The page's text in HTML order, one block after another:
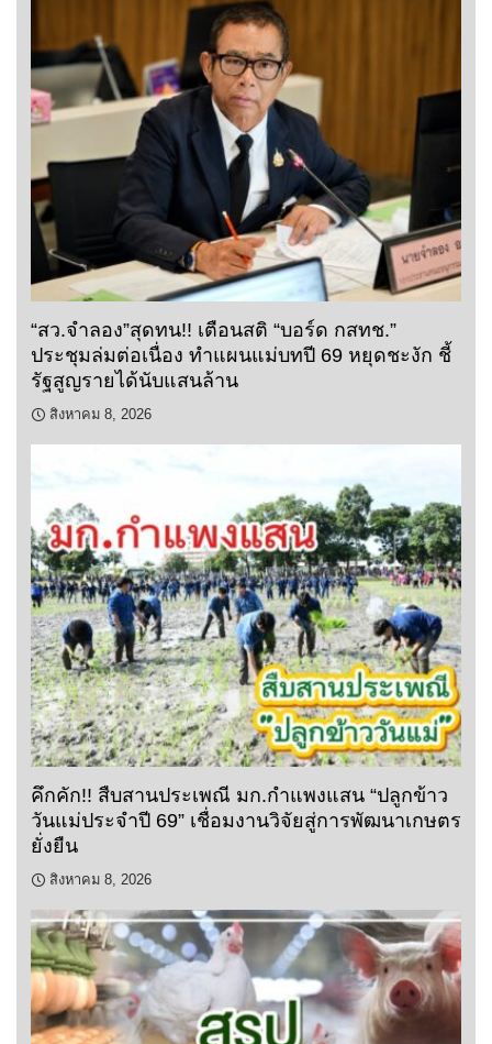
“สว.จำลอง”สุดทน!! เตือนสติ “บอร์ด กสทช.”
ประชุมล่มต่อเนื่อง ทำแผนแม่บทปี 69 หยุดชะงัก ชี้
รัฐสูญรายได้นับแสนล้าน
สิงหาคม 8, 2026
คึกคัก!! สืบสานประเพณี มก.กำแพงแสน “ปลูกข้าว
วันแม่ประจำปี 69” เชื่อมงานวิจัยสู่การพัฒนาเกษตร
ยั่งยืน
สิงหาคม 8, 2026